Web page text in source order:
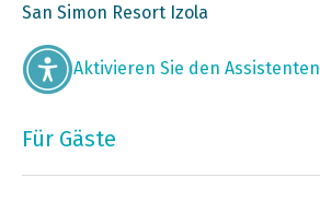
San Simon Resort Izola
Aktivieren Sie den Assistenten
Für Gäste